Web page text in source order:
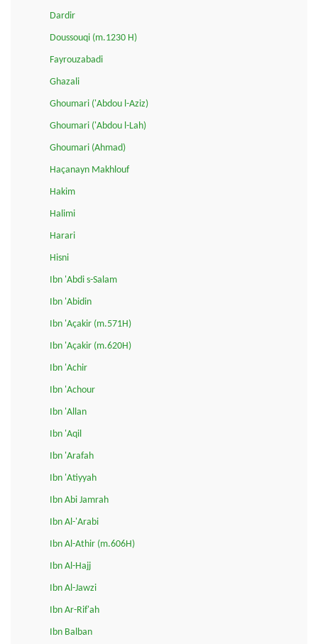
Dardir
Doussouqi (m.1230 H)
Fayrouzabadi
Ghazali
Ghoumari ('Abdou l-Aziz)
Ghoumari ('Abdou l-Lah)
Ghoumari (Ahmad)
Haçanayn Makhlouf
Hakim
Halimi
Harari
Hisni
Ibn 'Abdi s-Salam
Ibn 'Abidin
Ibn 'Açakir (m.571H)
Ibn 'Açakir (m.620H)
Ibn 'Achir
Ibn 'Achour
Ibn 'Allan
Ibn 'Aqil
Ibn 'Arafah
Ibn 'Atiyyah
Ibn Abi Jamrah
Ibn Al-'Arabi
Ibn Al-Athir (m.606H)
Ibn Al-Hajj
Ibn Al-Jawzi
Ibn Ar-Rif'ah
Ibn Balban